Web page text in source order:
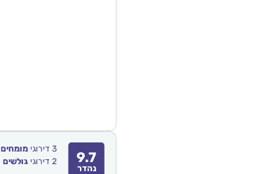
9.7
נהדר
3 דירוגימומחים
2 דירוגיגולשים